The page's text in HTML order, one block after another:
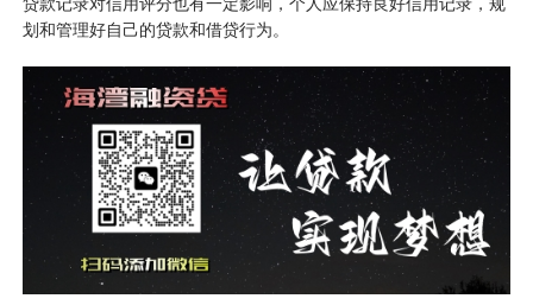
划和管理好自己的贷款和借贷行为。